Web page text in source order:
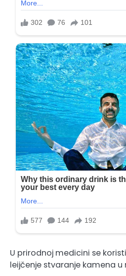
U prirodnoj medicini se
leijčenje stvaranje kamena